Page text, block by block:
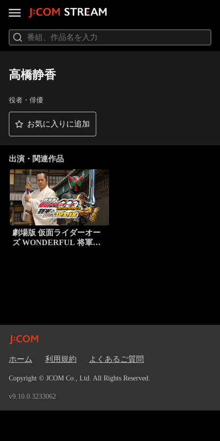
高橋静香
役者・俳優
お気に入りに追加
出演・関連作品
劇場版 仮面ライダーオー
ズ WONDERFUL 将軍と
ホーム 利用規約 よくあるご質問
Copyright © JCOM Co., Ltd. All Rights Reserved.
v9.10.0.3233062